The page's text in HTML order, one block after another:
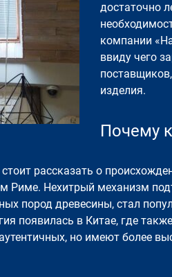
достаточно
компании
ввиду чего
изделия.
Почему
рассказать о
Риме. Нехитрый механизм
пород древесины, стал
появилась в Китае, где
но имеют более